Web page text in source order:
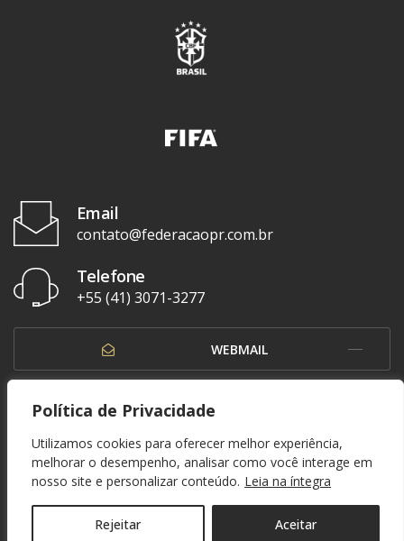
Política de Privacidade
Utilizamos cookies para oferecer melhor experiência,
melhorar o desempenho, analisar como você interage em
nosso site e personalizar conteúdo. Leia na íntegra
Rejeitar Aceitar
Email
contato@federacaopr.com.br
Telefone
+55 (41) 3071-3277
WEBMAIL
OUVIDORIA
© 1937 - 2026. Federação Paranaense de Futebol. Todos os direitos reservados. By